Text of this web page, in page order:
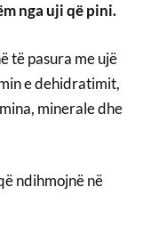
nga uji që pini.
të pasura me ujë
e dehidratimit,
minerale dhe
ndihmojnë në